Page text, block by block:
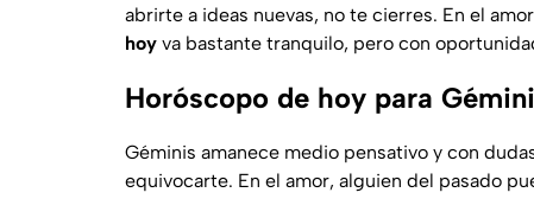
abrirte a ideas nuevas, no te cierres. En el
hoy va bastante tranquilo, pero con
Horóscopo de hoy para
Géminis amanece medio pensativo y con
equivocarte. En el amor, alguien del pasado